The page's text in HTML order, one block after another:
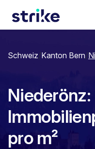
Schweiz/Kanton Bern/
Niederönz:
pro m²